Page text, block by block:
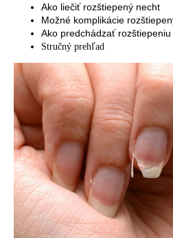
Ako liečiť rozštiepený necht
Možné komplikácie
Ako predchádzať
Stručný prehľad
j
e
t
e
n
á
j
s
ť
?